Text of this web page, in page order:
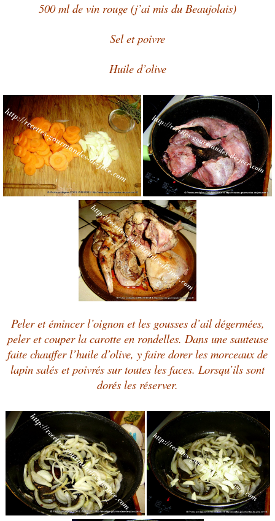
500 ml de vin rouge (j’ai mis du Beaujolais)
Sel et poivre
Huile d’olive
Peler et émincer l’oignon et les gousses d’ail dégermées,
peler et couper la carotte en rondelles. Dans une sauteuse
faite chauffer l’huile d’olive, y faire dorer les morceaux de
lapin salés et poivrés sur toutes les faces. Lorsqu’ils sont
dorés les réserver.